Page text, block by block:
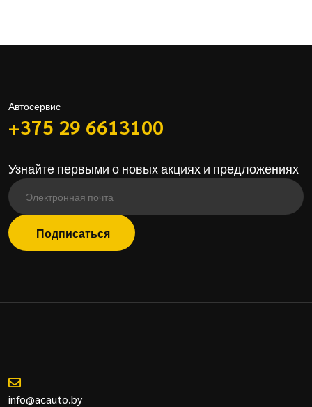
Автосервис
+375 29 6613100
Узнайте первыми о новых акциях и предложениях
Подписаться
info@acauto.by